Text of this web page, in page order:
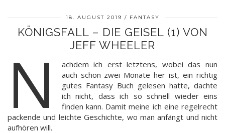
18. AUGUST 2019 FANTASY
KÖNIGSFALL – DIE GEISEL (1) VON
JEFF WHEELER
N
achdem ich erst letztens, wobei das nun
auch schon zwei Monate her ist, ein richtig
gutes Fantasy Buch gelesen hatte, dachte
ich nicht, dass ich so schnell wieder eins
finden kann. Damit meine ich eine regelrecht
packende und leichte Geschichte, wo man anfängt und nicht
aufhören will.